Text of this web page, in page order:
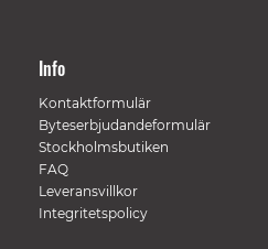
Info
Kontaktformulär
Byteserbjudandeformulär
Stockholmsbutiken
FAQ
Leveransvillkor
Integritetspolicy